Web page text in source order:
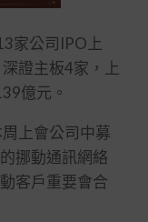
家公司IPO上
證主板4家，上
億元。
上會公司中募
挪動通訊網絡
客戶重要會合